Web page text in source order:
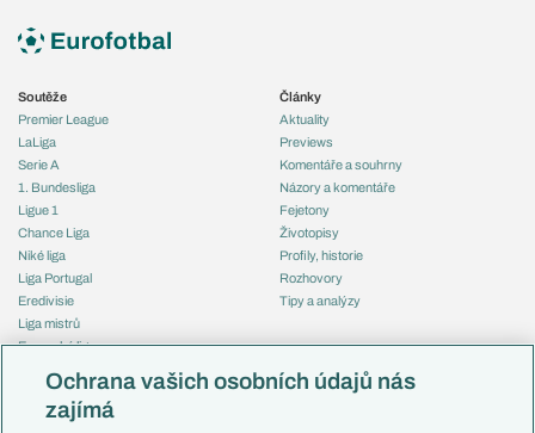
Soutěže
Premier League
LaLiga
Serie A
1. Bundesliga
Ligue 1
Chance Liga
Niké liga
Liga Portugal
Eredivisie
Liga mistrů
Evropská liga
Mistrovství světa
Liga národů
Články
Aktuality
Previews
Komentáře a souhrny
Názory a komentáře
Fejetony
Životopisy
Profily, historie
Rozhovory
Tipy a analýzy
Česko
Ochrana vašich osobních údajů nás
zajímá